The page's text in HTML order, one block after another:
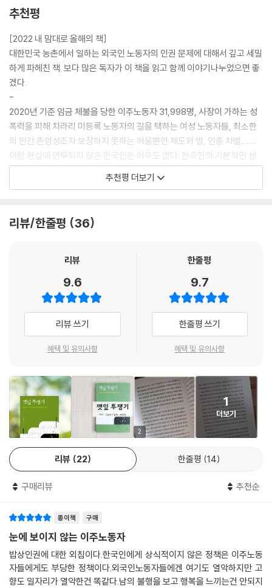
열악한 노동 환경에서 코로나 시대 건강권 문제까지
농업 이주노동자에 관한 최초의 관찰기
《깻잎 투쟁기》는 우리 밥상을 책임지는 농업 이주노동자에 관한 최초의 관
문제를 연구해 온 연구활동가 우춘희의 첫 책이다. 저자는 ‘한국에서는 누
가 어떻게 농사를 짓고 있지?’라는 단순한 호기심에서 시작해 이주노동자
들의 삶 속으로 뛰어든 지난 4년여의 치열한 기록을 르포르타주 형식으로
생생하게 그렸다.
이 책은 총 7장으로 구성되어 있다. 1장과 2장에서는 이주노동자들이 내몰
리는 열악한 주거 시설과 임금 체불, 저임금 문제를 비롯한 노동 환경에 대
아 사람들의 애처로운 사연을 통해, 이주노동자들이 어떻게 한국의 ‘외국
기를 말하고, 5장에서는 인력사무소에서 알게 된 미등록 이주민(‘불법 체
류자’)을 쓸 수밖에 없는 농촌의 사정을 말한다. 6장과 7장에서는 여성 이
주노동자들이 겪는 성폭력 문제를 비판하고, 코로나 시대에 두드러진 이주
민의 ‘건강권’ 문제를 다룬다. 이외에도 최근 들어 논란이 일고 있는 외국인
최저임금 차등 적용(2장)이나 건강보험료 ‘먹튀’ 문제(6장), 이주노동자
가 ‘도망’가는 이유에 대한 사회제도적 분석까지(5장), 이 책은 그동안 우
리 사회가 주목하지 않았던 이주노동자의 삶의 모습을 낱낱이 드러낸다.
이주노동자들이 전한 이주노동 현장은 참혹했다. 장시간 고된 노동을 강요
하며 법으로 정한 최저 시급도 주지 않았다. 몇 달 치 임금을 체불하는 사례
도 많았다. 노동자들이 일하는 밭 바로 옆에 있는 비닐하우스나 컨테이너
가 그들의 기숙사였다. 그 안에는 화장실도 없어 노동자들은 비닐하우스
밖으로 나가 재래식 화장실을 이용한다고 했다. 사업주의 언어폭력과 성폭
력을 호소하는 노동자들도 많았다. 이 모든 일이 현재 한국 사회에서 수년
째 벌어지고 있다는 사실이 믿기지 않을 정도였다. 그런데 그보다 더 놀라
운 건 그들의 이야기와 삶이 우리 눈에 전혀 보이지 않는다는 것이었다.
“비닐하우스는 집이 아니다”
_이주노동자가 ‘상시’ 거주하는 ‘임시’ 주거 시설
일렬로 늘어선 비닐하우스 단지, 홀로 차광막을 친 검은 ‘비닐하우스’. 화장
추천평
[2022 내 맘대로 올해의 책]
대한민국 농촌에서 일하는 외국인 노동자의 인권 문제에 대해서 깊고 세밀
하게 파헤친 책. 보다 많은 독자가 이 책을 읽고 함께 이야기나누었으면 좋
겠다.
-
2020년 기준 임금 체불을 당한 이주노동자 31,998명, 사장이 가하는 성
폭력을 피해 차라리 미등록 노동자의 길을 택하는 여성 노동자들, 최소한
의 인간 존엄성조차 보장하지 못하는 허울뿐인 제도와 법, 인종 차별……
이런 현실에 연루되지 않은 한국인은 아무도 없다. 한국인의 기본적인 생
활에 이주노동자들의 노동이 깃들어 있기 때문이다. 우리는 타인의 고통을
모를 때 가장 잔인하고 무감해진다. 이 책을 읽으며 나는 나의 무감한 공모
하나의 계기가 되기를 바란다.
추천평 더보기
리뷰/한줄평 36
리뷰
9.6
리뷰 쓰기
혜택 및 유의사항
한줄평
9.7
한줄평 쓰기
혜택 및 유의사항
2
1
더보기
리뷰 22 한줄평 14
구매리뷰 추천순
종이책 구매
눈에 보이지 않는 이주노동자
밥상인권에 대한 외침이다.한국인에게 상식적이지 않은 정책은 이주노동
자들에게도 부당한 정책이다.외국인노동자들에겐 여기도 열악하지만 고
향도 일자리가 열악한건 똑같다.남의 불행을 보고 행복을 느끼는건 안되지